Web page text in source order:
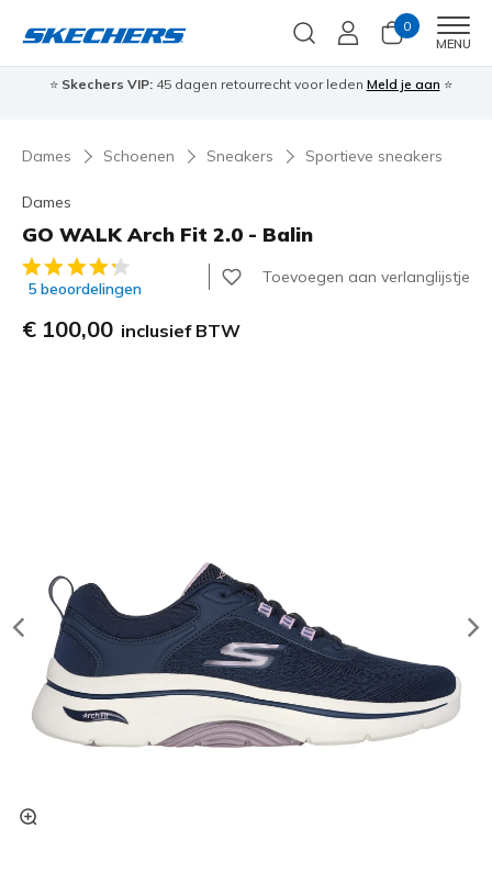
0
MENU
⭐Skechers VIP:45 dagen retourrecht voor ledenMeld je aan⭐
Dames Schoenen Sneakers Sportieve sneakers
Dames
GO WALK Arch Fit 2.0 - Balin
3,1 van de 5 klantbeoordelingen
5 beoordelingen
Toevoegen aan verlanglijstje
€ 100,00 inclusief BTW